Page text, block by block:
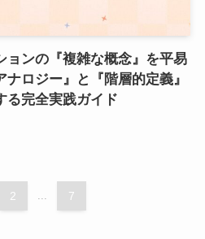
ョンの『複雑な概念』を平易
ロジー』と『階層的定義』
る完全実践ガイド
2 ... 7